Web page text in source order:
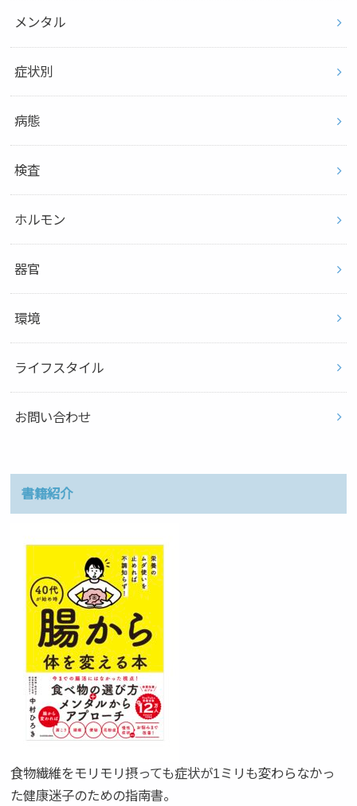
メンタル
症状別
病態
検査
ホルモン
器官
環境
ライフスタイル
お問い合わせ
書籍紹介
食物繊維をモリモリ摂っても症状が1ミリも変わらなかっ
た健康迷子のための指南書。